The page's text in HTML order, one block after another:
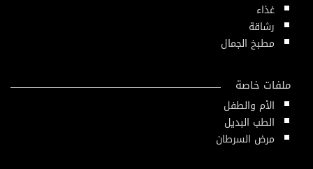
غذاء
رشاقة
مطبخ الجمال
ملفات خاصة
الأم والطفل
الطب البديل
مرض السرطان